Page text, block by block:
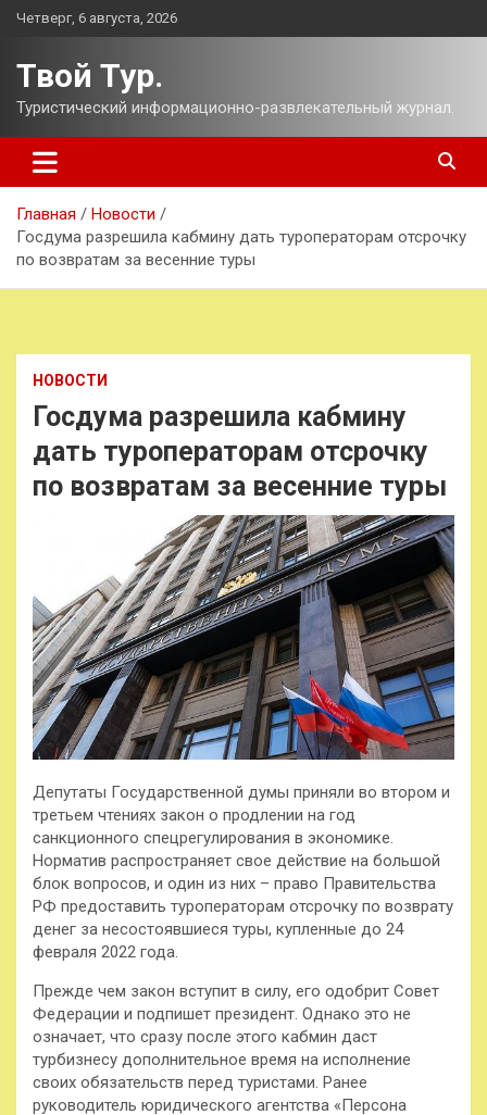
Перейти
Четверг, 6 августа, 2026
Твой Тур.
Туристический информационно-развлекательный журнал.
Главная
Новости
Госдума разрешила кабмину дать туроператорам отсрочку
по возвратам за весенние туры
НОВОСТИ
Госдума разрешила кабмину
дать туроператорам отсрочку
по возвратам за весенние туры
Депутаты Государственной думы приняли во втором и
третьем чтениях закон о продлении на год
санкционного спецрегулирования в экономике.
Норматив распространяет свое действие на большой
блок вопросов, и один из них – право Правительства
РФ предоставить туроператорам отсрочку по возврату
денег за несостоявшиеся туры, купленные до 24
февраля 2022 года.
Прежде чем закон вступит в силу, его одобрит Совет
Федерации и подпишет президент. Однако это не
означает, что сразу после этого кабмин даст
турбизнесу дополнительное время на исполнение
своих обязательств перед туристами. Ранее
руководитель юридического агентства «Персона